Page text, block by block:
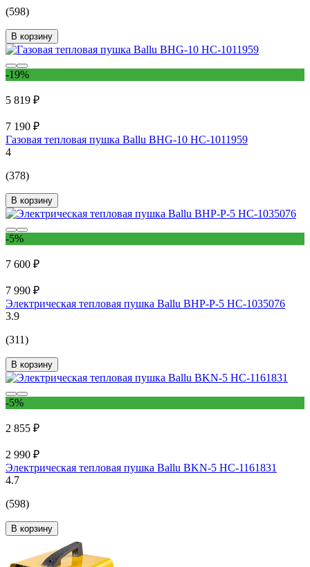
(598)
В корзину
-19%
5 819 ₽
7 190 ₽
Газовая тепловая пушка Ballu BHG-10 НС-1011959
4
(378)
В корзину
-5%
7 600 ₽
7 990 ₽
Электрическая тепловая пушка Ballu BHP-P-5 НС-1035076
3.9
(311)
В корзину
-5%
2 855 ₽
2 990 ₽
Электрическая тепловая пушка Ballu BKN-5 НС-1161831
4.7
(598)
В корзину